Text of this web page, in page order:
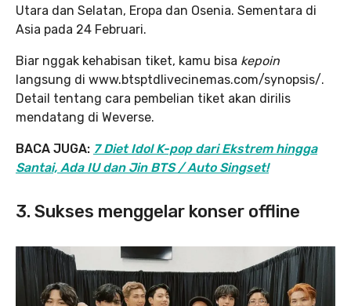
Utara dan Selatan, Eropa dan Osenia. Sementara di
Asia pada 24 Februari.
Biar nggak kehabisan tiket, kamu bisa kepoin
langsung di www.btsptdlivecinemas.com/synopsis/.
Detail tentang cara pembelian tiket akan dirilis
mendatang di Weverse.
BACA JUGA: 7 Diet Idol K-pop dari Ekstrem hingga
Santai, Ada IU dan Jin BTS / Auto Singset!
3. Sukses menggelar konser offline